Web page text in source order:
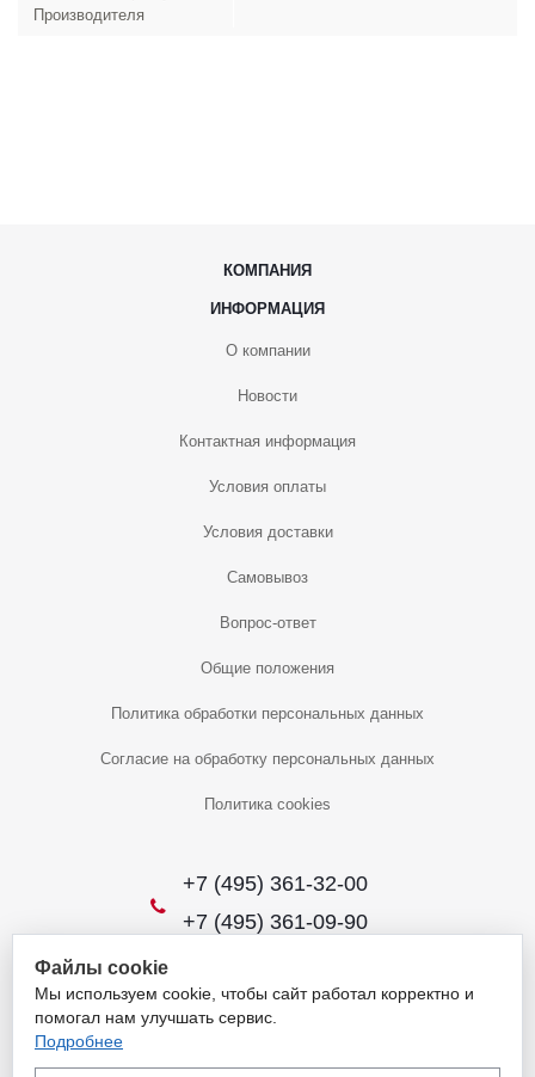
Производителя
КОМПАНИЯ
ИНФОРМАЦИЯ
О компании
Новости
Контактная информация
Условия оплаты
Условия доставки
Самовывоз
Вопрос-ответ
Общие положения
Политика обработки персональных данных
Согласие на обработку персональных данных
Политика cookies
+7 (495) 361-32-00
+7 (495) 361-09-90
2026 © Уникальный интернет-магазин
Обращаем ваше внимание на то, что данный интернет-сайт носит
Файлы cookie
Мы используем cookie, чтобы сайт работал корректно и
помогал нам улучшать сервис.
Подробнее